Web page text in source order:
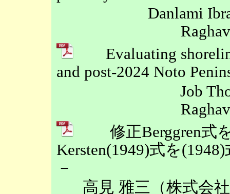
Danlami
Evaluating
and post-2024 Noto
Job
修正Berggren式を
Kersten(1949)式を
－
高見 雅三（株式会